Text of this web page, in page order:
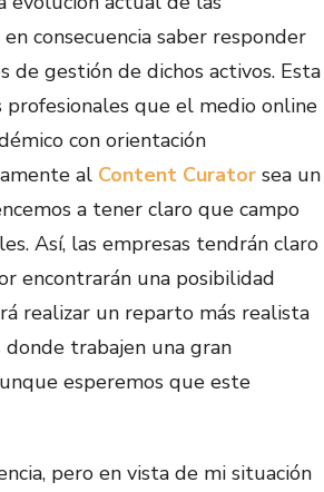
consecuencia saber responder
de gestión de dichos activos. Esta
profesionales que el medio online
con orientación
al Content Curator sea un
a tener claro que campo
Así, las empresas tendrán claro
encontrarán una posibilidad
realizar un reparto más realista
donde trabajen una gran
esperemos que este
pero en vista de mi situación